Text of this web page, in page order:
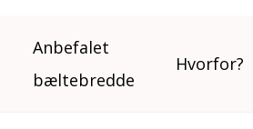
Anbefalet
bæltebredde
Hvorfor?